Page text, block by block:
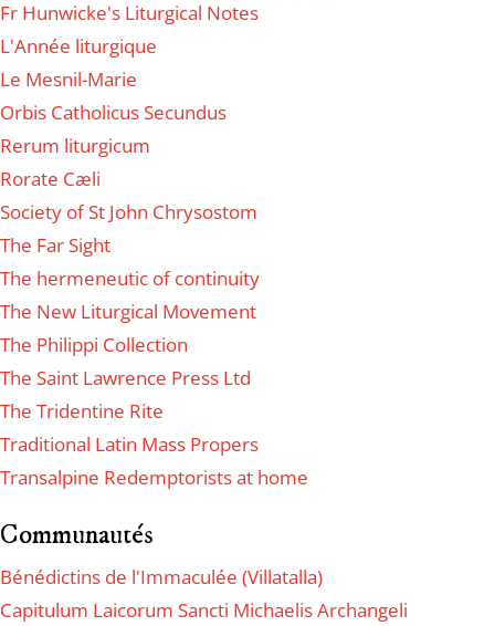
Fr Hunwicke's Liturgical Notes
L'Année liturgique
Le Mesnil-Marie
Orbis Catholicus Secundus
Rerum liturgicum
Rorate Cæli
Society of St John Chrysostom
The Far Sight
The hermeneutic of continuity
The New Liturgical Movement
The Philippi Collection
The Saint Lawrence Press Ltd
The Tridentine Rite
Traditional Latin Mass Propers
Transalpine Redemptorists at home
Communautés
Bénédictins de l'Immaculée (Villatalla)
Capitulum Laicorum Sancti Michaelis Archangeli